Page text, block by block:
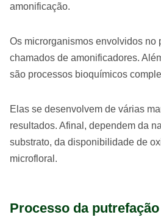
amonificação.
Os microrganismos envolvidos no
chamados de amonificadores.
são processos bioquímicos
Elas se desenvolvem de várias
resultados. Afinal, dependem da
substrato, da disponibilidade de
microfloral.
Processo da putrefação